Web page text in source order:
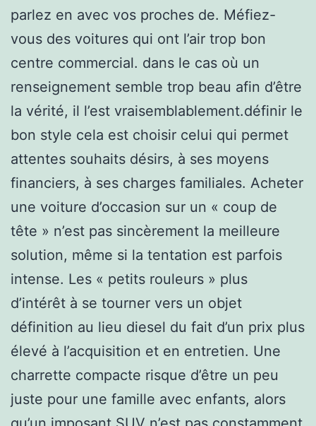
parlez en avec vos proches de. Méfiez-
vous des voitures qui ont l’air trop bon
centre commercial. dans le cas où un
renseignement semble trop beau afin d’être
la vérité, il l’est vraisemblablement.définir le
bon style cela est choisir celui qui permet
attentes souhaits désirs, à ses moyens
financiers, à ses charges familiales. Acheter
une voiture d’occasion sur un « coup de
tête » n’est pas sincèrement la meilleure
solution, même si la tentation est parfois
intense. Les « petits rouleurs » plus
d’intérêt à se tourner vers un objet
définition au lieu diesel du fait d’un prix plus
élevé à l’acquisition et en entretien. Une
charrette compacte risque d’être un peu
juste pour une famille avec enfants, alors